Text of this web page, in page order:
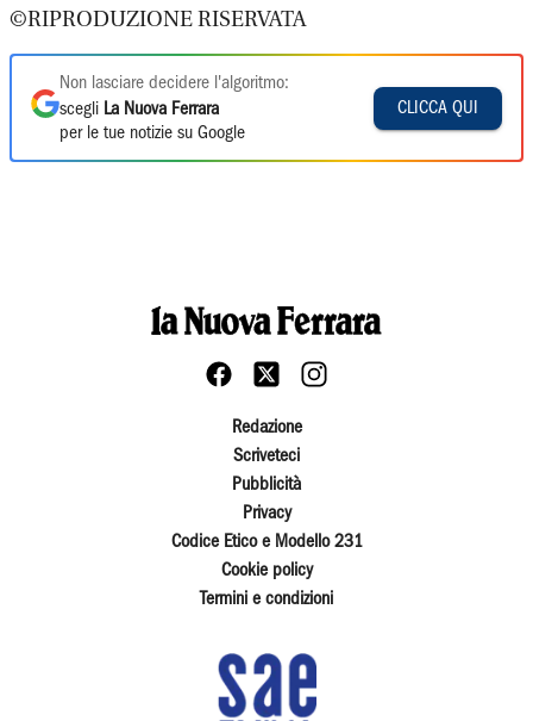
©RIPRODUZIONE RISERVATA
Non lasciare decidere l'algoritmo:
scegli La Nuova Ferrara
per le tue notizie su Google
CLICCA QUI
Redazione
Scriveteci
Pubblicità
Privacy
Codice Etico e Modello 231
Cookie policy
Termini e condizioni